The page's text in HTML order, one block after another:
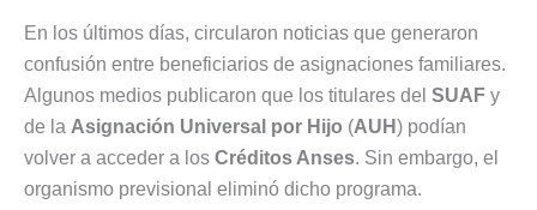
En los últimos días, circularon noticias que generaron
confusión entre beneficiarios de asignaciones familiares.
Algunos medios publicaron que los titulares del SUAF y
de la Asignación Universal por Hijo (AUH ) podían
volver a acceder a los Créditos Anses. Sin embargo, el
organismo previsional eliminó dicho programa.